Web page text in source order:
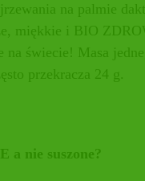
na palmie
miękkie i BIO
na świecie! Masa
przekracza 24 g.
a nie suszone?